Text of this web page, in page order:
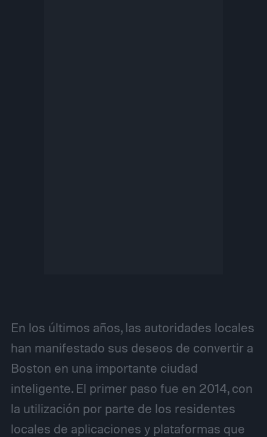
En los últimos años, las autoridades locales
han manifestado sus deseos de convertir a
Boston en una importante ciudad
inteligente. El primer paso fue en 2014, con
la utilización por parte de los residentes
locales de aplicaciones y plataformas que